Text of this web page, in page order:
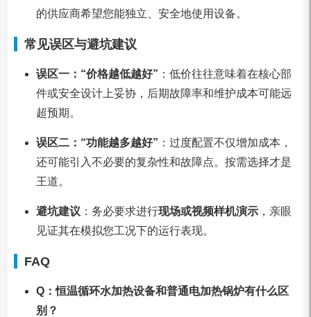
的供应商希望您能独立、安全地使用设备。
常见误区与避坑建议
误区一：“价格越低越好” ：低价往往意味着在核心部
件或安全设计上妥协，后期故障率和维护成本可能远
超预期。
误区二：“功能越多越好” ：过度配置不仅增加成本，
还可能引入不必要的复杂性和故障点。按需选择才是
王道。
避坑建议 ：务必要求进行现场或视频样机演示，亲眼
见证其在模拟您工况下的运行表现。
FAQ
Q：恒温循环水加热设备和普通电加热锅炉有什么区
别？